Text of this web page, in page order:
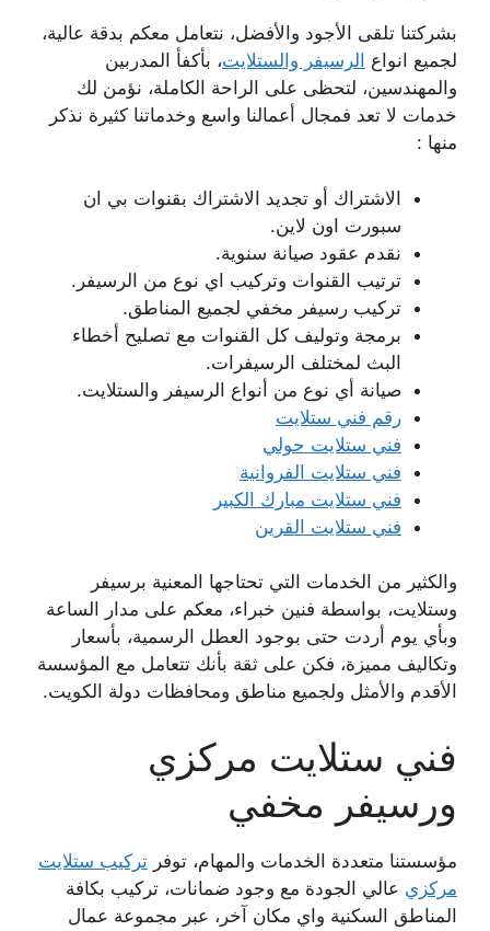
بشركتنا تلقى الأجود والأفضل، نتعامل معكم بدقة عالية،
لجميع انواع الرسيفر والستلايت، بأكفأ المدربين
والمهندسين، لتحظى على الراحة الكاملة، نؤمن لك
خدمات لا تعد فمجال أعمالنا واسع وخدماتنا كثيرة نذكر
منها :
الاشتراك أو تجديد الاشتراك بقنوات بي ان
سبورت اون لاين.
نقدم عقود صيانة سنوية.
ترتيب القنوات وتركيب اي نوع من الرسيفر.
تركيب رسيفر مخفي لجميع المناطق.
برمجة وتوليف كل القنوات مع تصليح أخطاء
البث لمختلف الرسيفرات.
صيانة أي نوع من أنواع الرسيفر والستلايت.
رقم فني ستلايت
فني ستلايت حولي
فني ستلايت الفروانية
فني ستلايت مبارك الكبير
فني ستلايت القرين
والكثير من الخدمات التي تحتاجها المعنية برسيفر
وستلايت، بواسطة فنين خبراء، معكم على مدار الساعة
وبأي يوم أردت حتى بوجود العطل الرسمية، بأسعار
وتكاليف مميزة، فكن على ثقة بأنك تتعامل مع المؤسسة
الأقدم والأمثل ولجميع مناطق ومحافظات دولة الكويت.
فني ستلايت مركزي
ورسيفر مخفي
مؤسستنا متعددة الخدمات والمهام، توفر تركيب ستلايت
مركزي عالي الجودة مع وجود ضمانات، تركيب بكافة
المناطق السكنية واي مكان آخر، عبر مجموعة عمال